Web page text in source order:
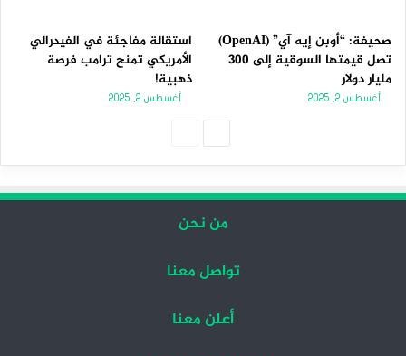
صحيفة: “أوبن إيه آي” (OpenAI)
تصل قيمتها السوقية إلى 300
مليار دولار
أغسطس 2, 2025
استقالة مفاجئة في الفيدرالي
الأمريكي تمنح ترامب فرصة
ذهبية!
أغسطس 2, 2025
من نحن
تواصل معنا
أعلن معنا